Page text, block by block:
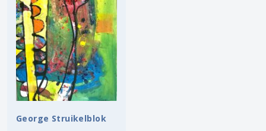
George Struikelblok